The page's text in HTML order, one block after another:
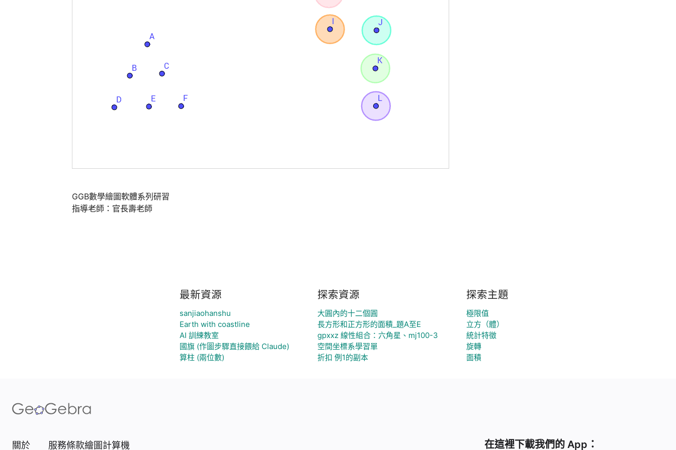
GGB數學繪圖軟體系列研習
指導老師：官長壽老師
最新資源
sanjiaohanshu
Earth with coastline
AI 訓練教室
國旗 (作圖步驟直接餵給 Claude)
算柱 (兩位數)
探索資源
大圓內的十二個圓
長方形和正方形的面積_題A至E
gpxxz 線性組合：六角星、mj100-3
空間坐標系學習單
折扣 例1的副本
探索主題
極限值
立方（體）
統計特徵
旋轉
面積
關於 服務條款繪圖計算機 在這裡下載我們的 App：